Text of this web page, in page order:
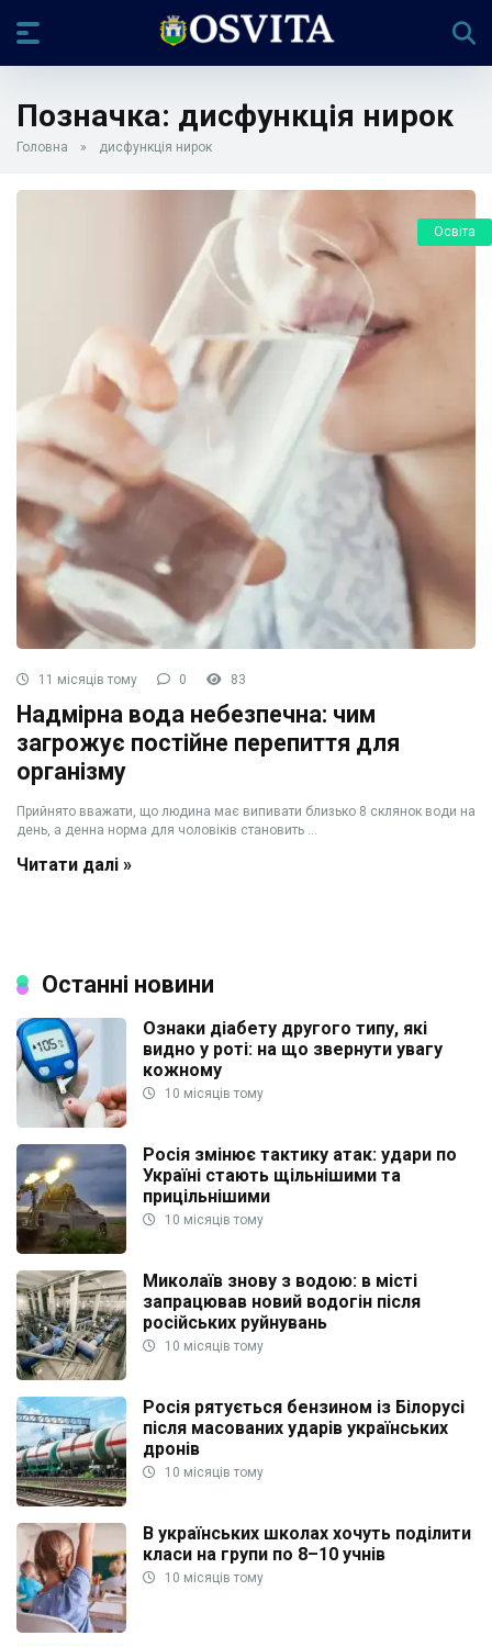
Позначка: дисфункція нирок
Головна » дисфункція нирок
Освіта
11 місяців тому 0 83
Надмірна вода небезпечна: чим
загрожує постійне перепиття для
організму
Прийнято вважати, що людина має випивати близько 8 склянок води на
день, а денна норма для чоловіків становить ...
Читати далі »
Останні новини
Ознаки діабету другого типу, які
видно у роті: на що звернути увагу
кожному
10 місяців тому
Росія змінює тактику атак: удари по
Україні стають щільнішими та
прицільнішими
10 місяців тому
Миколаїв знову з водою: в місті
запрацював новий водогін після
російських руйнувань
10 місяців тому
Росія рятується бензином із Білорусі
після масованих ударів українських
дронів
10 місяців тому
В українських школах хочуть поділити
класи на групи по 8–10 учнів
10 місяців тому